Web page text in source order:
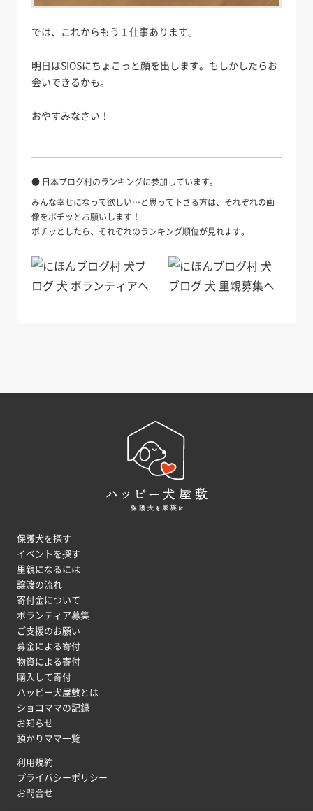
では、これからもう１仕事あります。
明日はSIOSにちょこっと顔を出します。もしかしたらお
会いできるかも。
おやすみなさい！
● 日本ブログ村のランキングに参加しています。
みんな幸せになって欲しい…と思って下さる方は、それぞれの画
像をポチッとお願いします！
ポチッとしたら、それぞれのランキング順位が見れます。
保護犬を探す
イベントを探す
里親になるには
譲渡の流れ
寄付金について
ボランティア募集
ご支援のお願い
募金による寄付
物資による寄付
購入して寄付
ハッピー犬屋敷とは
ショコママの記録
お知らせ
預かりママ一覧
利用規約
プライバシーポリシー
お問合せ